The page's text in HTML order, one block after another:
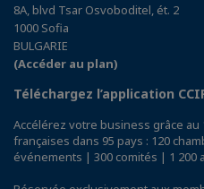
8A, blvd Tsar Osvoboditel, ét. 2
1000 Sofia
BULGARIE
(Accéder au plan)
Téléchargez l’application
Accélérez votre business grâce
françaises dans 95 pays : 120
événements | 300 comités | 1 200